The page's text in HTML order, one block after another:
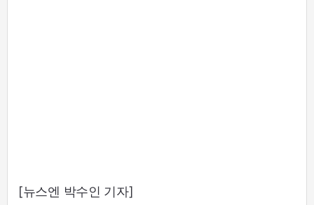
[뉴스엔 박수인 기자]